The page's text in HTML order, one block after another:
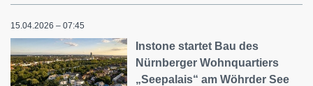
15.04.2026 – 07:45
Instone startet Bau des
Nürnberger Wohnquartiers
„Seepalais“ am Wöhrder See